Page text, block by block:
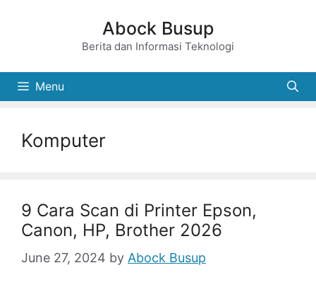
Abock Busup
Berita dan Informasi Teknologi
Menu
Komputer
9 Cara Scan di Printer Epson,
Canon, HP, Brother 2026
June 27, 2024 by Abock Busup